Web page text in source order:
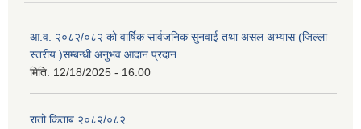
आ.व. २०८२/०८२ को वार्षिक सार्वजनिक सुनवाई तथा असल अभ्यास (जिल्ला
स्तरीय )सम्बन्धी अनुभव आदान प्रदान
मिति: 12/18/2025 - 16:00
रातो किताब २०८२/०८२